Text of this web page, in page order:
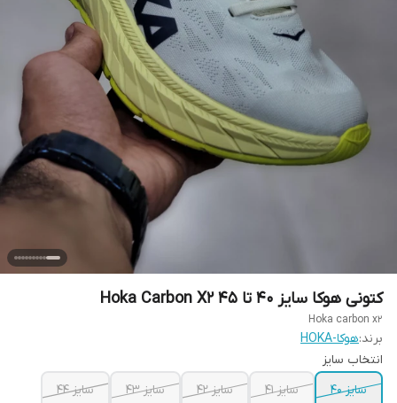
کتونی هوکا سایز ۴۰ تا ۴۵ Hoka Carbon X2
Hoka carbon x2
برند:هوکا-HOKA
انتخاب سایز
سایز ۴۰
سایز ۴۱ سایز ۴۲ سایز ۴۳ سایز ۴۴